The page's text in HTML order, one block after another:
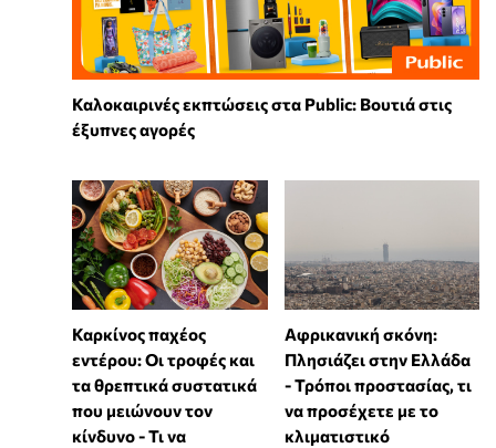
Καλοκαιρινές εκπτώσεις στα Public: Βουτιά στις
έξυπνες αγορές
Καρκίνος παχέος
εντέρου: Οι τροφές και
τα θρεπτικά συστατικά
που μειώνουν τον
κίνδυνο - Τι να
Αφρικανική σκόνη:
Πλησιάζει στην Ελλάδα
- Τρόποι προστασίας, τι
να προσέχετε με το
κλιματιστικό